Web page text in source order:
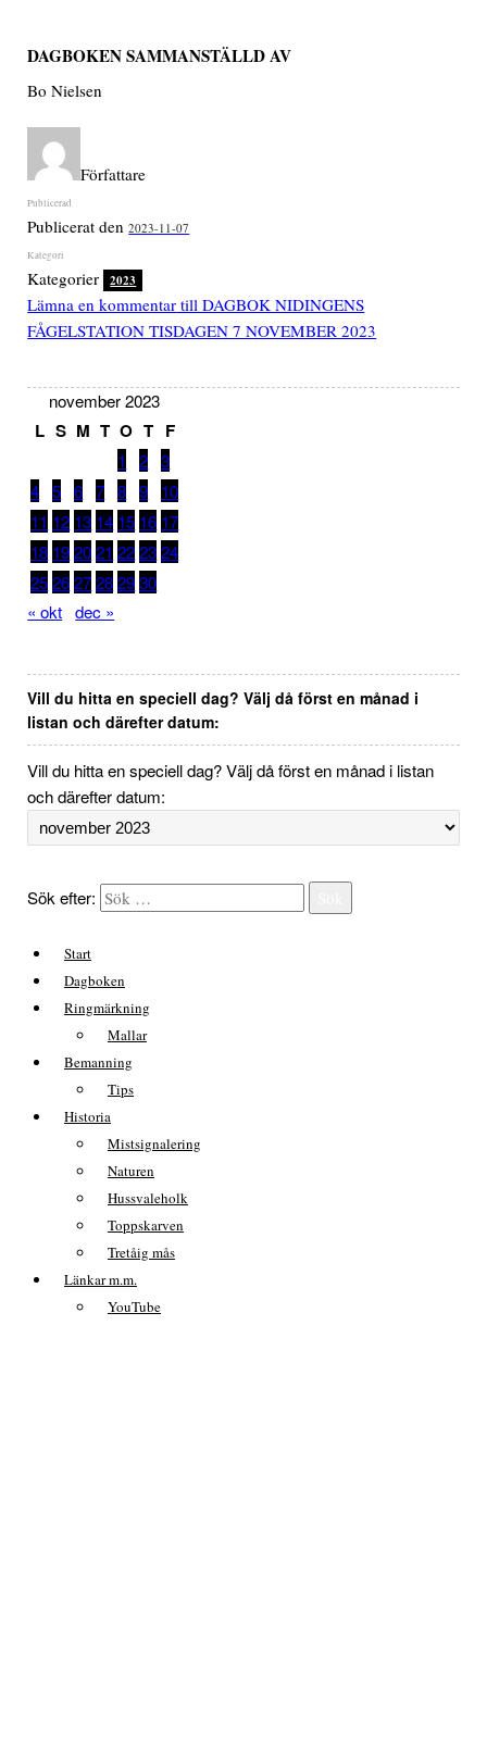
DAGBOKEN SAMMANSTÄLLD AV
Bo Nielsen
Författare
Publicerat den2023-11-07
Kategorier 2023
Lämna en kommentar till DAGBOK NIDINGENS
FÅGELSTATION TISDAGEN 7 NOVEMBER 2023
november 2023
L S M T O T F
1 2 3
4 5 6 7 8 9
10
11 12 13 14 15 16 17
18 19 20 21 22 23 24
25 26 27 28 29 30
« okt dec »
Vill du hitta en speciell dag? Välj då först en månad i
listan och därefter datum:
Vill du hitta en speciell dag? Välj då först en månad i listan
och därefter datum:
Sök efter:
Start
Dagboken
Ringmärkning
Mallar
Bemanning
Tips
Historia
Mistsignalering
Naturen
Hussvaleholk
Toppskarven
Tretåig mås
Länkar m.m.
YouTube